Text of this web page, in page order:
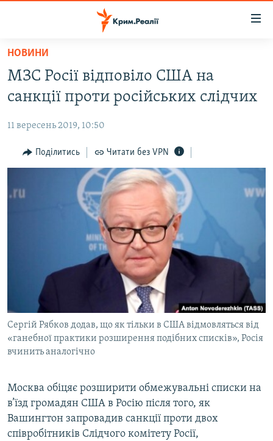
Перейти
основного
матеріалу
до
навігації
Перейти
пошуку
ВІДЕО ТА ФОТО
ПОЛІТИКА
БЛОГИ
ІНТЕРВ'Ю
ВІДЕОУРОКИ «ELIFBE»
СВІДЧЕННЯ ОКУПАЦІЇ
УКРАЇНСЬКА ПРОБЛЕМА КРИМУ
ІНФОГРАФІКА
ЯК ОБІЙТИ БЛОКУВАННЯ
Русский
Qırımtatar
ДОЛУЧАЙСЯ!
Усі сайти RFE/RL
НОВИНИ
МЗС Росії відповіло США на
санкції проти російських слідчих
11 вересень 2019, 10:50
Поділитись Читати без VPN
Сергій Рябков додав, що як тільки в США відмовляться від
«ганебної практики розширення подібних списків», Росія
вчинить аналогічно
Москва обіцяє розширити обмежувальні списки на
в’їзд громадян США в Росію після того, як
Вашингтон запровадив санкції проти двох
співробітників Слідчого комітету Росії,